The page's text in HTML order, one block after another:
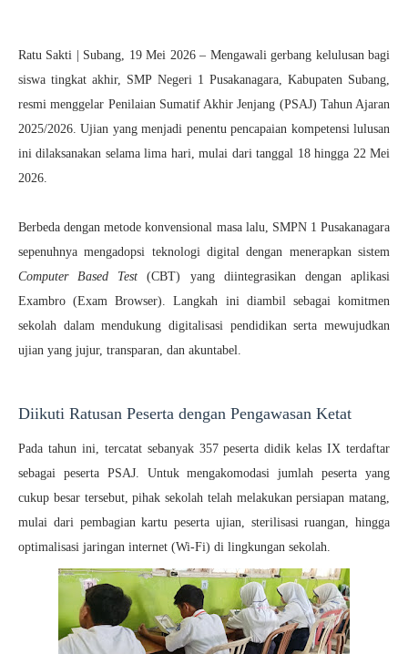
Ratu Sakti | Subang, 19 Mei 2026– Mengawali gerbang kelulusan bagi
siswa tingkat akhir, SMP Negeri 1 Pusakanagara, Kabupaten Subang,
resmi menggelar Penilaian Sumatif Akhir Jenjang (PSAJ) Tahun Ajaran
2025/2026. Ujian yang menjadi penentu pencapaian kompetensi lulusan
ini dilaksanakan selama lima hari, mulai dari tanggal 18 hingga 22 Mei
2026.
Berbeda dengan metode konvensional masa lalu, SMPN 1 Pusakanagara
sepenuhnya mengadopsi teknologi digital dengan menerapkan sistem
Computer Based Test (CBT) yang diintegrasikan dengan aplikasi
Exambro (Exam Browser). Langkah ini diambil sebagai komitmen
sekolah dalam mendukung digitalisasi pendidikan serta mewujudkan
ujian yang jujur, transparan, dan akuntabel.
Diikuti Ratusan Peserta dengan Pengawasan Ketat
Pada tahun ini, tercatat sebanyak 357 peserta didik kelas IX terdaftar
sebagai peserta PSAJ. Untuk mengakomodasi jumlah peserta yang
cukup besar tersebut, pihak sekolah telah melakukan persiapan matang,
mulai dari pembagian kartu peserta ujian, sterilisasi ruangan, hingga
optimalisasi jaringan internet (Wi-Fi) di lingkungan sekolah.